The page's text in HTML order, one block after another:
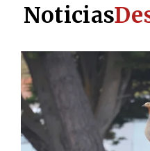
Noticias